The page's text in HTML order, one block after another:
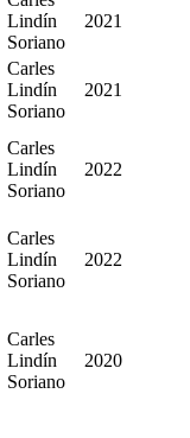
Lindín
Soriano
2021
Carles
Lindín
Soriano
2021
Carles
Lindín
Soriano
2022
Carles
Lindín
Soriano
2022
Carles
Lindín
Soriano
2020